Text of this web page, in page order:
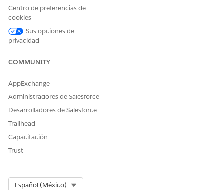
Para mantener a sus equipos alineados durante los
incidentes, puede configurar un canal de Slack o PagerDuty.
¿RESOLVIÓ ESTE ARTÍCULO SU PROBLEMA?
Centro de preferencias de
cookies
Sus opciones de
privacidad
COMMUNITY
AppExchange
Administradores de Salesforce
Desarrolladores de Salesforce
Trailhead
Capacitación
Trust
Español (México)